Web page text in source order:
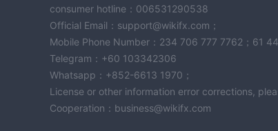
consumer hotline：006531290538
Official Email：support@wikifx.com；
Mobile Phone Number：234 706 777 7762；61
Telegram：+60 103342306
Whatsapp：+852-6613 1970；
License or other information error corrections,
Cooperation：business@wikifx.com